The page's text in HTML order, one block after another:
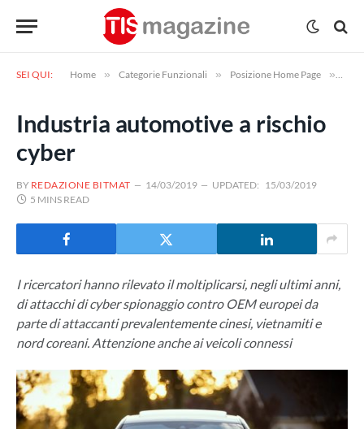
SEI QUI: Home » Categorie Funzionali » Posizione Home Page »
Industria automotive a rischio
cyber
BY REDAZIONE BITMAT 14/03/2019 UPDATED: 15/03/2019
5 MINS READ
I ricercatori hanno rilevato il moltiplicarsi, negli ultimi anni,
di attacchi di cyber spionaggio contro OEM europei da
parte di attaccanti prevalentemente cinesi, vietnamiti e
nord coreani. Attenzione anche ai veicoli connessi